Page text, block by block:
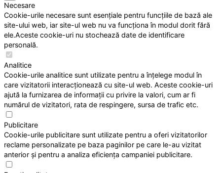
Necesare
Cookie-urile necesare sunt esențiale pentru funcțiile de bază ale
site-ului web, iar site-ul web nu va funcționa în modul dorit fără
ele.Aceste cookie-uri nu stochează date de identificare
personală.
Analitice
Cookie-urile analitice sunt utilizate pentru a înțelege modul în
care vizitatorii interacționează cu site-ul web. Aceste cookie-uri
ajută la furnizarea de informații cu privire la valori, cum ar fi
numărul de vizitatori, rata de respingere, sursa de trafic etc.
Publicitare
Cookie-urile publicitare sunt utilizate pentru a oferi vizitatorilor
reclame personalizate pe baza paginilor pe care le-au vizitat
anterior și pentru a analiza eficiența campaniei publicitare.